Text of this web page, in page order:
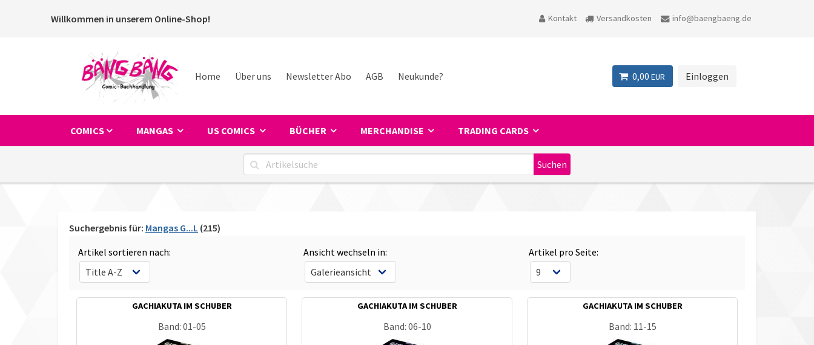
Willkommen in unserem Online-Shop! Kontakt Versandkosten info@baengbaeng.de
Home Über uns Newsletter Abo AGB Neukunde? 0,00 EUR Einloggen
COMICS MANGAS US COMICS BÜCHER MERCHANDISE TRADING CARDS
Suchergebnis für: Mangas G...L (215)
Artikel sortieren nach:
Ansicht wechseln in: Artikel pro Seite:
GACHIAKUTA IM SCHUBER
Band: 01-05
GACHIAKUTA IM SCHUBER
Band: 06-10
GACHIAKUTA IM SCHUBER
Band: 11-15